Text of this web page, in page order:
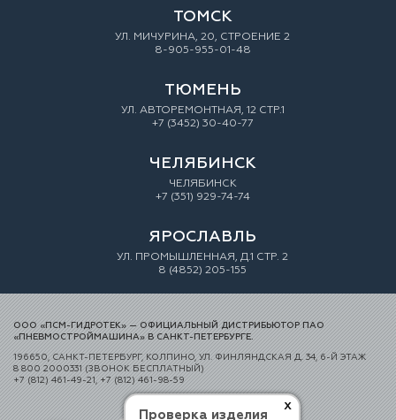
ТОМСК
УЛ. МИЧУРИНА, 20, СТРОЕНИЕ 2
8-905-955-01-48
ТЮМЕНЬ
УЛ. АВТОРЕМОНТНАЯ, 12 СТР.1
+7 (3452) 30-40-77
ЧЕЛЯБИНСК
ЧЕЛЯБИНСК
+7 (351) 929-74-74
ЯРОСЛАВЛЬ
УЛ. ПРОМЫШЛЕННАЯ, Д.1 СТР. 2
8 (4852) 205-155
ООО «ПСМ-ГИДРОТЕК» — ОФИЦИАЛЬНЫЙ ДИСТРИБЬЮТОР ПАО
«ПНЕВМОСТРОЙМАШИНА» В САНКТ-ПЕТЕРБУРГЕ.
196650, САНКТ-ПЕТЕРБУРГ, КОЛПИНО, УЛ. ФИНЛЯНДСКАЯ Д. 34, 6-Й ЭТАЖ
8 800 2000331 (ЗВОНОК БЕСПЛАТНЫЙ)
+7 (812) 461-49-21, +7 (812) 461-98-59
x
Проверка изделия